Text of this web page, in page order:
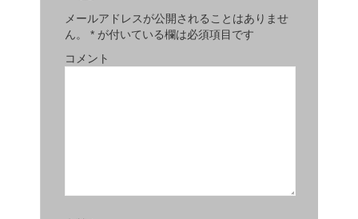
メールアドレスが公開されることはありませ
ん。
* が付いている欄は必須項目です
コメント